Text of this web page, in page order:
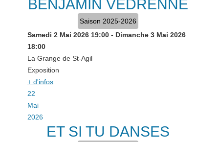
BENJAMIN VEDRENNE
Saison 2025-2026
Samedi 2 Mai 2026 19:00 - Dimanche 3 Mai 2026
18:00
La Grange de St-Agil
Exposition
+ d'infos
22
Mai
2026
ET SI TU DANSES